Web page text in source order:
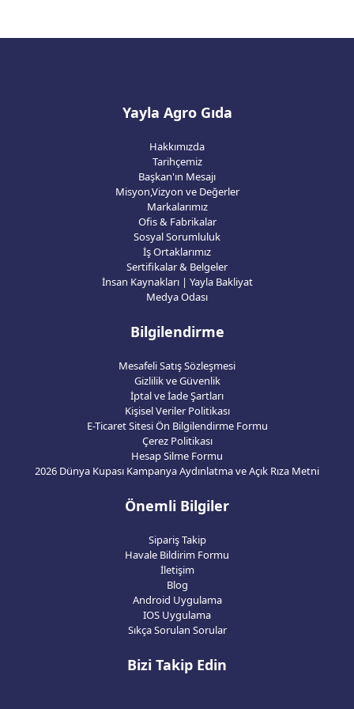
Yayla Agro Gıda
Hakkımızda
Tarihçemiz
Başkan'ın Mesajı
Misyon,Vizyon ve Değerler
Markalarımız
Ofis & Fabrikalar
Sosyal Sorumluluk
İş Ortaklarımız
Sertifikalar & Belgeler
İnsan Kaynakları | Yayla Bakliyat
Medya Odası
Bilgilendirme
Mesafeli Satış Sözleşmesi
Gizlilik ve Güvenlik
İptal ve İade Şartları
Kişisel Veriler Politikası
E-Ticaret Sitesi Ön Bilgilendirme Formu
Çerez Politikası
Hesap Silme Formu
2026 Dünya Kupası Kampanya Aydınlatma ve Açık Rıza Metni
Önemli Bilgiler
Sipariş Takip
Havale Bildirim Formu
İletişim
Blog
Android Uygulama
IOS Uygulama
Sıkça Sorulan Sorular
Bizi Takip Edin